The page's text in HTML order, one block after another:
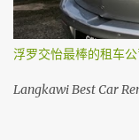
浮罗交怡最棒的租车公
Langkawi Best Car